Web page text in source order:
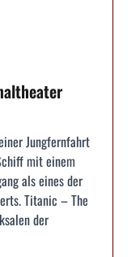
Jungfernfahrt
mit einem
als eines der
Titanic – The
der